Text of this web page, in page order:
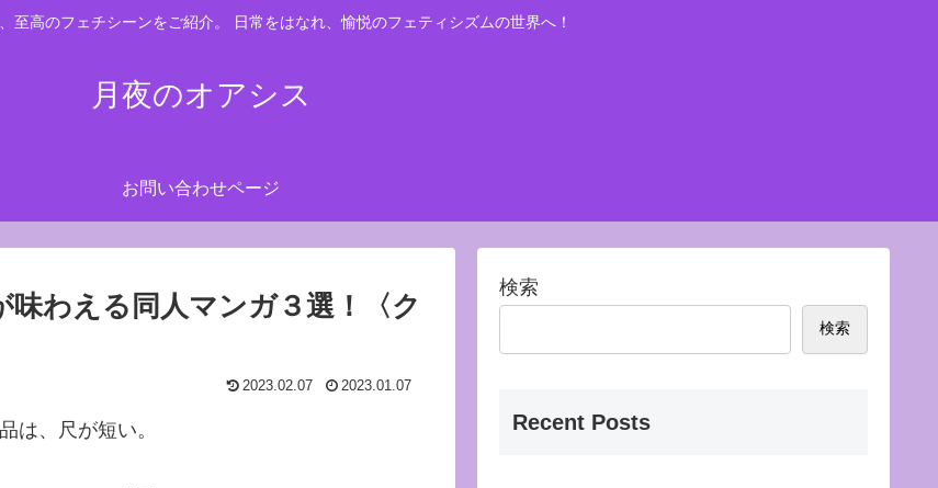
至高のフェチシーンをご紹介。 日常をはなれ、愉悦のフェティシズムの世界へ！
月夜のオアシス
お問い合わせページ
味わえる同人マンガ３選！〈ク
2023.02.07 2023.01.07
は、尺が短い。
検索
検索
Recent Posts